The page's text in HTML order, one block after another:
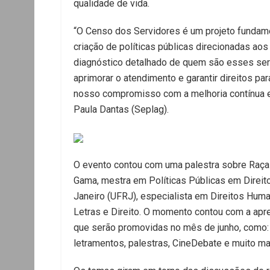
qualidade de vida.
“O Censo dos Servidores é um projeto
criação de políticas públicas direcionadas
diagnóstico detalhado de quem são esses
aprimorar o atendimento e garantir direitos
nosso compromisso com a melhoria contínua
Paula Dantas (Seplag).
O evento contou com uma palestra sobre
Gama, mestra em Políticas Públicas em
Janeiro (UFRJ), especialista em Direitos
Letras e Direito. O momento contou com a
que serão promovidas no mês de junho,
letramentos, palestras, CineDebate e muito